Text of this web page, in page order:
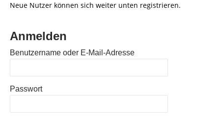
Neue Nutzer können sich weiter unten registrieren.
Anmelden
Benutzername oder E-Mail-Adresse
Passwort